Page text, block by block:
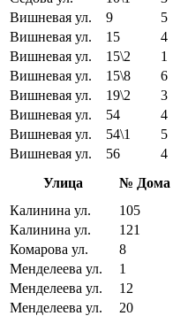
Вишневая ул.
9
5
Вишневая ул.
15
4
Вишневая ул.
15\2
1
Вишневая ул.
15\8
6
Вишневая ул.
19\2
3
Вишневая ул.
54
4
Вишневая ул.
54\1
5
Вишневая ул.
56
4
Улица
№ Дома
Калинина ул.
105
Калинина ул.
121
Комарова ул.
8
Менделеева ул.
1
Менделеева ул.
12
Менделеева ул.
20